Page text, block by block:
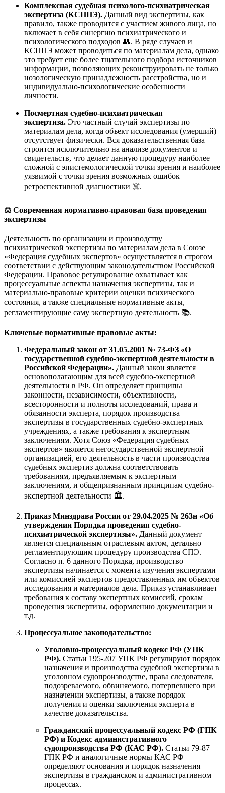
Комплексная судебная психолого-психиатрическая
экспертиза (КСППЭ). Данный вид экспертизы, как
правило, также проводится с участием живого лица, но
включает в себя синергию психиатрического и
психологического подходов 👥. В ряде случаев и
КСППЭ может проводиться по материалам дела, однако
это требует еще более тщательного подбора источников
информации, позволяющих реконструировать не только
нозологическую принадлежность расстройства, но и
индивидуально-психологические особенности
личности.
Посмертная судебно-психиатрическая
экспертиза. Это частный случай экспертизы по
материалам дела, когда объект исследования (умерший)
отсутствует физически. Вся доказательственная база
строится исключительно на анализе документов и
свидетельств, что делает данную процедуру наиболее
сложной с эпистемологической точки зрения и наиболее
уязвимой с точки зрения возможных ошибок
ретроспективной диагностики ☠️.
⚖️ Современная нормативно-правовая база проведения
экспертизы
Деятельность по организации и производству
психиатрической экспертизы по материалам дела в Союзе
«Федерация судебных экспертов» осуществляется в строгом
соответствии с действующим законодательством Российской
Федерации. Правовое регулирование охватывает как
процессуальные аспекты назначения экспертизы, так и
материально-правовые критерии оценки психического
состояния, а также специальные нормативные акты,
регламентирующие саму экспертную деятельность 📚.
Ключевые нормативные правовые акты:
Федеральный закон от 31.05.2001 № 73-ФЗ «О
государственной судебно-экспертной деятельности в
Российской Федерации». Данный закон является
основополагающим для всей судебно-экспертной
деятельности в РФ. Он определяет принципы
законности, независимости, объективности,
всесторонности и полноты исследований, права и
обязанности эксперта, порядок производства
экспертизы в государственных судебно-экспертных
учреждениях, а также требования к экспертным
заключениям. Хотя Союз «Федерация судебных
экспертов» является негосударственной экспертной
организацией, его деятельность в части производства
судебных экспертиз должна соответствовать
требованиям, предъявляемым к экспертным
заключениям, и общепризнанным принципам судебно-
экспертной деятельности 🏛️.
Приказ Минздрава России от 29.04.2025 № 263н «Об
утверждении Порядка проведения судебно-
психиатрической экспертизы». Данный документ
является специальным отраслевым актом, детально
регламентирующим процедуру производства СПЭ.
Согласно п. 6 данного Порядка, производство
экспертизы начинается с момента изучения экспертами
или комиссией экспертов предоставленных им объектов
исследования и материалов дела. Приказ устанавливает
требования к составу экспертных комиссий, срокам
проведения экспертизы, оформлению документации и
т.д.
Процессуальное законодательство:
Уголовно-процессуальный кодекс РФ (УПК
РФ). Статьи 195-207 УПК РФ регулируют порядок
назначения и производства судебной экспертизы в
уголовном судопроизводстве, права следователя,
подозреваемого, обвиняемого, потерпевшего при
назначении экспертизы, а также порядок
получения и оценки заключения эксперта в
качестве доказательства.
Гражданский процессуальный кодекс РФ (ГПК
РФ) и Кодекс административного
судопроизводства РФ (КАС РФ). Статьи 79-87
ГПК РФ и аналогичные нормы КАС РФ
определяют основания и порядок назначения
экспертизы в гражданском и административном
процессах.